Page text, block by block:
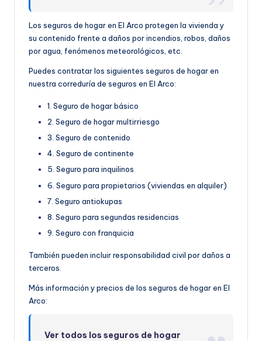
Los seguros de hogar en El Arco protegen la vivienda y
su contenido frente a daños por incendios, robos, daños
por agua, fenómenos meteorológicos, etc.
Puedes contratar los siguientes seguros de hogar en
nuestra correduría de seguros en El Arco:
1. Seguro de hogar básico
2. Seguro de hogar multirriesgo
3. Seguro de contenido
4. Seguro de continente
5. Seguro para inquilinos
6. Seguro para propietarios (viviendas en alquiler)
7. Seguro antiokupas
8. Seguro para segundas residencias
9. Seguro con franquicia
También pueden incluir responsabilidad civil por daños a
terceros.
Más información y precios de los seguros de hogar en El
Arco:
Ver todos los seguros de hogar